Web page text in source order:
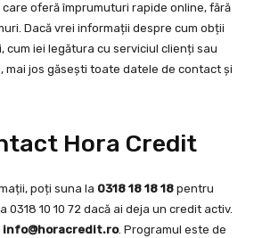
care oferă împrumuturi rapide online, fără
Dacă vrei informații despre cum obții
cum iei legătura cu serviciul clienți sau
mai jos găsești toate datele de contact și
Hora Credit
poți suna la 0318 18 18 18 pentru
0318 10 10 72 dacă ai deja un credit activ.
info@horacredit.ro. Programul este de